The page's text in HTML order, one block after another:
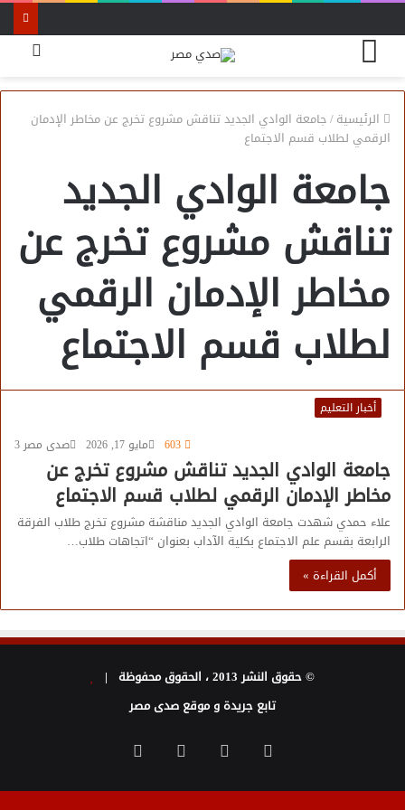
الرئيسية/جامعة الوادي الجديد تناقش مشروع تخرج عن مخاطر الإدمان
الرقمي لطلاب قسم الاجتماع
جامعة الوادي الجديد
تناقش مشروع تخرج عن
مخاطر الإدمان الرقمي
لطلاب قسم الاجتماع
أخبار التعليم
صدى مصر 3
مايو 17, 2026
جامعة الوادي الجديد تناقش مشروع تخرج عن
مخاطر الإدمان الرقمي لطلاب قسم الاجتماع
علاء حمدي شهدت جامعة الوادي الجديد مناقشة مشروع تخرج طلاب الفرقة
الرابعة بقسم علم الاجتماع بكلية الآداب بعنوان “اتجاهات طلاب…
أكمل القراءة »
© حقوق النشر 2013 ، الحقوق محفوظة |
تابع جريدة و موقع صدى مصر
فيسبوك يوتيوب